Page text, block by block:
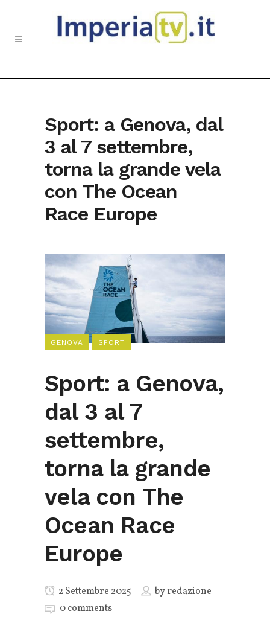
Sport: a Genova, dal
3 al 7 settembre,
torna la grande vela
con The Ocean
Race Europe
GENOVA SPORT
Sport: a Genova,
dal 3 al 7
settembre,
torna la grande
vela con The
Ocean Race
Europe
2 Settembre 2025 byredazione
0 comments